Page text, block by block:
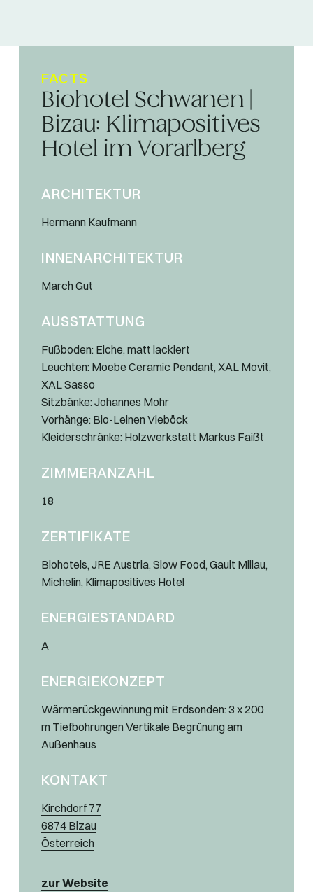
FACTS
Biohotel Schwanen |
Bizau: Klimapositives
Hotel im Vorarlberg
ARCHITEKTUR
Hermann Kaufmann
INNENARCHITEKTUR
March Gut
AUSSTATTUNG
Fußboden: Eiche, matt lackiert
Leuchten: Moebe Ceramic Pendant, XAL Movit,
XAL Sasso
Sitzbänke: Johannes Mohr
Vorhänge: Bio-Leinen Vieböck
Kleiderschränke: Holzwerkstatt Markus Faißt
ZIMMERANZAHL
18
ZERTIFIKATE
Biohotels, JRE Austria, Slow Food, Gault Millau,
Michelin, Klimapositives Hotel
ENERGIESTANDARD
A
ENERGIEKONZEPT
Wärmerückgewinnung mit Erdsonden: 3 x 200
m Tiefbohrungen Vertikale Begrünung am
Außenhaus
KONTAKT
Kirchdorf 77
6874 Bizau
Österreich
zur Website